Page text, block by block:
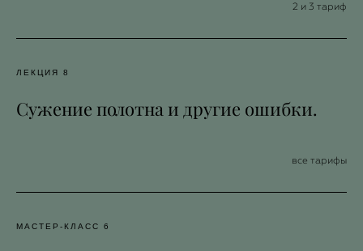
2 и 3 тариф
ЛЕКЦИЯ 8
Сужение полотна и другие ошибки.
все тарифы
МАСТЕР-КЛАСС 6